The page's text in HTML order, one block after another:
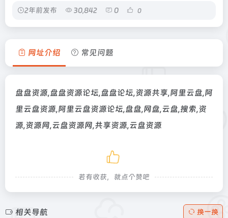
2年前发布 30,842 0 0
网址介绍 常见问题
盘盘资源,盘盘资源论坛,盘盘论坛,资源共享,阿里云盘,阿
里云盘资源,阿里云盘资源论坛,盘盘,网盘,云盘,搜索,资
源,资源网,云盘资源网,共享资源,云盘资源
若有收获，就点个赞吧
相关导航 换一换